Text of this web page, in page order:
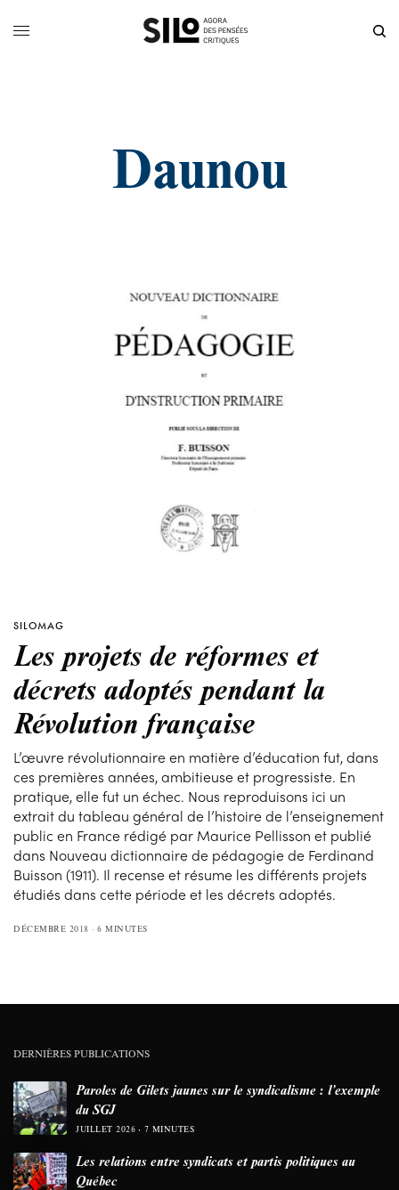
Daunou
SILOMAG
Les projets de réformes et
décrets adoptés pendant la
Révolution française
L’œuvre révolutionnaire en matière d’éducation fut, dans
ces premières années, ambitieuse et progressiste. En
pratique, elle fut un échec. Nous reproduisons ici un
extrait du tableau général de l’histoire de l’enseignement
public en France rédigé par Maurice Pellisson et publié
dans Nouveau dictionnaire de pédagogie de Ferdinand
Buisson (1911). Il recense et résume les différents projets
étudiés dans cette période et les décrets adoptés.
DÉCEMBRE 2018 6 MINUTES
DERNIÈRES PUBLICATIONS
Paroles de Gilets jaunes sur le syndicalisme : l’exemple
du SGJ
JUILLET 2026 7 MINUTES
Les relations entre syndicats et partis politiques au
Québec